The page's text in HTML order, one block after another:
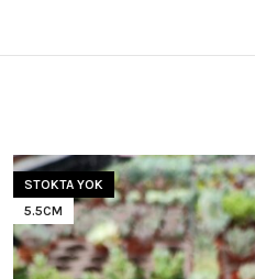
STOKTA YOK
5.5CM